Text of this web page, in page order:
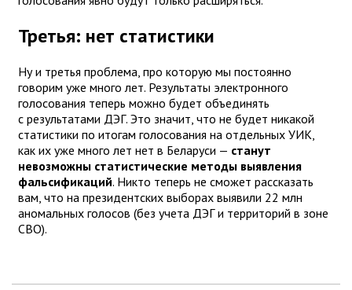
Третья: нет статистики
Ну и третья проблема, про которую мы постоянно
говорим уже много лет. Результаты электронного
голосования теперь можно будет объединять
с результатами ДЭГ. Это значит, что не будет никакой
статистики по итогам голосования на отдельных УИК,
как их уже много лет нет в Беларуси — станут
невозможны статистические методы выявления
фальсификаций. Никто теперь не сможет рассказать
вам, что на президентских выборах выявили 22 млн
аномальных голосов (без учета ДЭГ и территорий в зоне
СВО).